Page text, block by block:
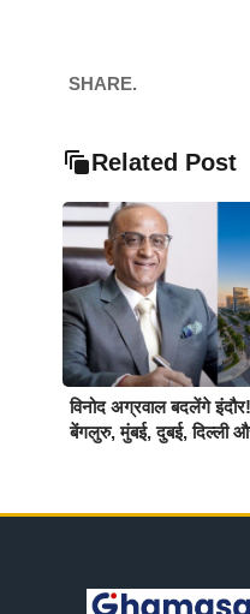
SHARE.
Related Post
विनोद अग्रवाल बदलेंगे
बेंगलुरु, मुंबई, दुबई, दिल्ली